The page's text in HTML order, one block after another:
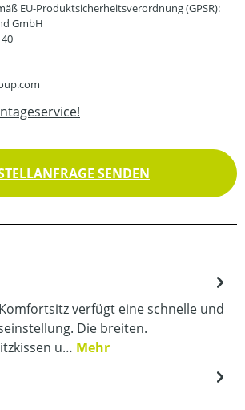
EU-Produktsicherheitsverordnung (GPSR):
GmbH
SENDEN
verfügt eine schnelle und
Die breiten.
u… Mehr